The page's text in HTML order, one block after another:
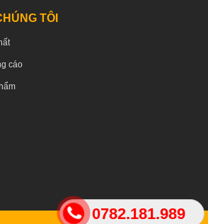
TÔI
cáo
0782.181.989